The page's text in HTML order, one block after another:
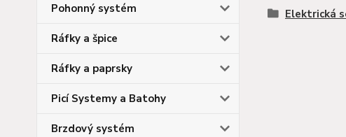
Pohonný systém
Ráfky a špice
Ráfky a paprsky
Picí Systemy a Batohy
Brzdový systém
Elektrická